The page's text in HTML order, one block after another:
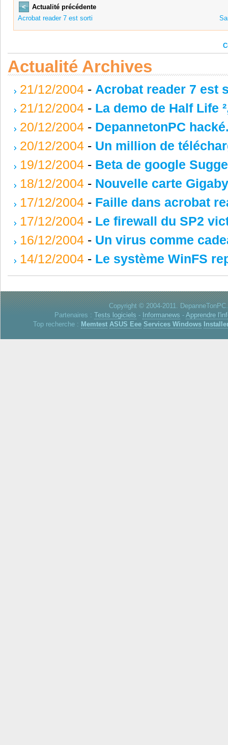
<
Actualité précédente
Acrobat reader 7 est sorti
Actualité Archives
21/12/2004- Acrobat reader 7 est
21/12/2004- La demo de Half Life
20/12/2004- DepannetonPC
20/12/2004- Un million de
19/12/2004- Beta de google
18/12/2004- Nouvelle carte
17/12/2004- Faille dans acrobat
17/12/2004- Le firewall du SP2
16/12/2004- Un virus comme
14/12/2004- Le système WinFS
Copyright © 2004-2011.
Partenaires : Tests logiciels - Informanews - Apprendre
Top recherche : Memtest ASUS Eee Services Windows